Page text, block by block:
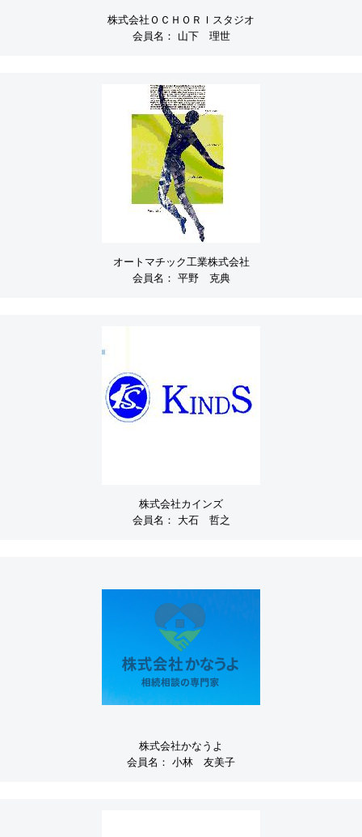
株式会社ＯＣＨＯＲＩスタジオ
会員名：
山下 理世
オートマチック工業株式会社
会員名： 平野 克典
株式会社カインズ
会員名：
大石 哲之
株式会社かなうよ
会員名： 小林 友美子